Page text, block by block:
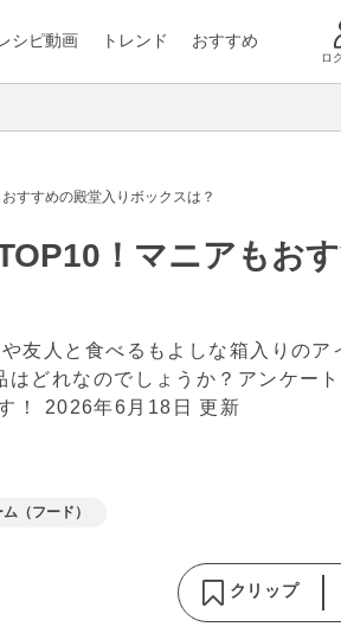
シピ動画 トレンド おすすめ
ロ
すすめの殿堂入りボックスは？
！マニアもお
友人と食べるもよしな箱入りのア
どれなのでしょうか？アンケー
！ 2026年6月18日 更新
（フード）
クリップ